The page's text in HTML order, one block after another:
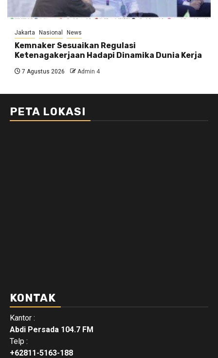
Jakarta Nasional News
Kemnaker Sesuaikan Regulasi
Ketenagakerjaan Hadapi Dinamika Dunia Kerja
7 Agustus 2026 Admin 4
PETA LOKASI
KONTAK
Kantor :
Abdi Persada 104.7 FM
Telp :
+62811-5163-188